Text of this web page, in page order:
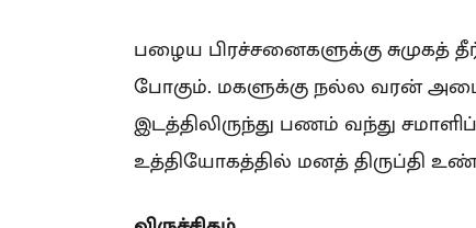
பழைய பிரச்சனைகளுக்கு சுமுகத்
போகும். மகளுக்கு நல்ல வரன்
இடத்திலிருந்து பணம் வந்து
உத்தியோகத்தில் மனத் திருப்தி